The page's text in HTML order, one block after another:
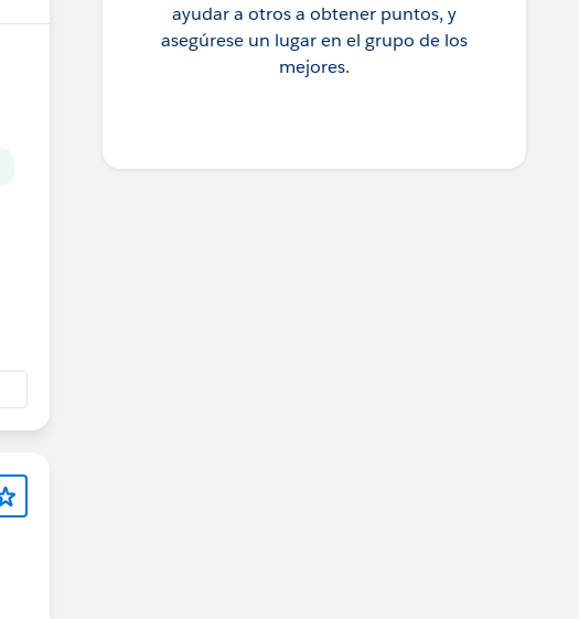
ayudar a otros a obtener puntos, y
asegúrese un lugar en el grupo de los
mejores.